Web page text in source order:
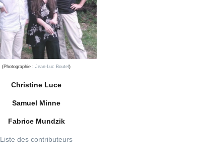
(Photographie : Jean-Luc Boutel )
Christine Luce
Samuel Minne
Fabrice Mundzik
Liste des contributeurs